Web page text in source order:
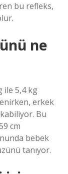
bu refleks,
ne
ile 5,4 kg
erkek
Bu
cm
bebek
tanıyor.